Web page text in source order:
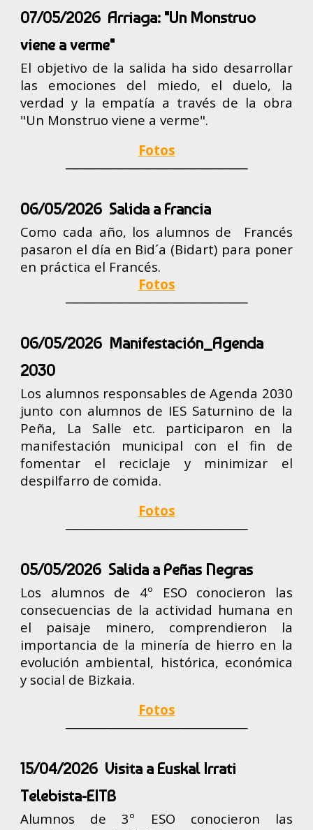
07/05/2026 Arriaga: "Un Monstruo
viene a verme"
El objetivo de la salida ha sido desarrollar
las emociones del miedo, el duelo, la
verdad y la empatía a través de la obra
"Un Monstruo viene a verme".
Fotos
────────────────────
06/05/2026 Salida a Francia
Como cada año, los alumnos de Francés
pasaron el día en Bid´a (Bidart) para poner
en práctica el Francés.
Fotos
────────────────────
06/05/2026 Manifestación_Agenda
2030
Los alumnos responsables de Agenda 2030
junto con alumnos de IES Saturnino de la
Peña, La Salle etc. participaron en la
manifestación municipal con el fin de
fomentar el reciclaje y minimizar el
despilfarro de comida.
Fotos
────────────────────
05/05/2026 Salida a Peñas Negras
Los alumnos de 4º ESO conocieron las
consecuencias de la actividad humana en
el paisaje minero, comprendieron la
importancia de la minería de hierro en la
evolución ambiental, histórica, económica
y social de Bizkaia.
Fotos
────────────────────
15/04/2026 Visita a Euskal Irrati
Telebista-EITB
Alumnos de 3º ESO conocieron las